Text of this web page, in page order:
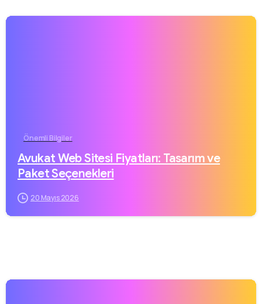
Önemli Bilgiler
Avukat Web Sitesi Fiyatları: Tasarım ve
Paket Seçenekleri
20 Mayıs 2026